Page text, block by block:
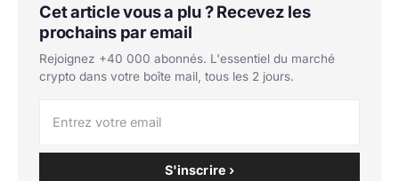
Cet article vous a plu ? Recevez les
prochains par email
Rejoignez +40 000 abonnés. L'essentiel du marché
crypto dans votre boîte mail, tous les 2 jours.
S'inscrire ›